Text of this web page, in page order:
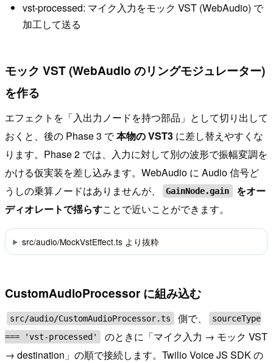
vst-processed: マイク入力をモック VST (WebAudio) で
加工して送る
モック VST (WebAudio のリングモジュレーター)
を作る
エフェクトを「入出力ノードを持つ部品」として切り出して
おくと、後の Phase 3 で本物の VST3 に差し替えやすくな
ります。Phase 2 では、入力に対して別の波形で振幅変調を
かける仮実装を差し込みます。WebAudio に Audio 信号ど
うしの乗算ノードはありませんが、
GainNode.gain
をオー
ディオレートで揺らすことで近いことができます。
src/audio/MockVstEffect.ts より抜粋
CustomAudioProcessor に組み込む
src/audio/CustomAudioProcessor.ts 側で、
sourceType
=== 'vst-processed'
のときに「マイク入力 → モック VST
→ destination」の順で接続します。Twilio Voice JS SDK の